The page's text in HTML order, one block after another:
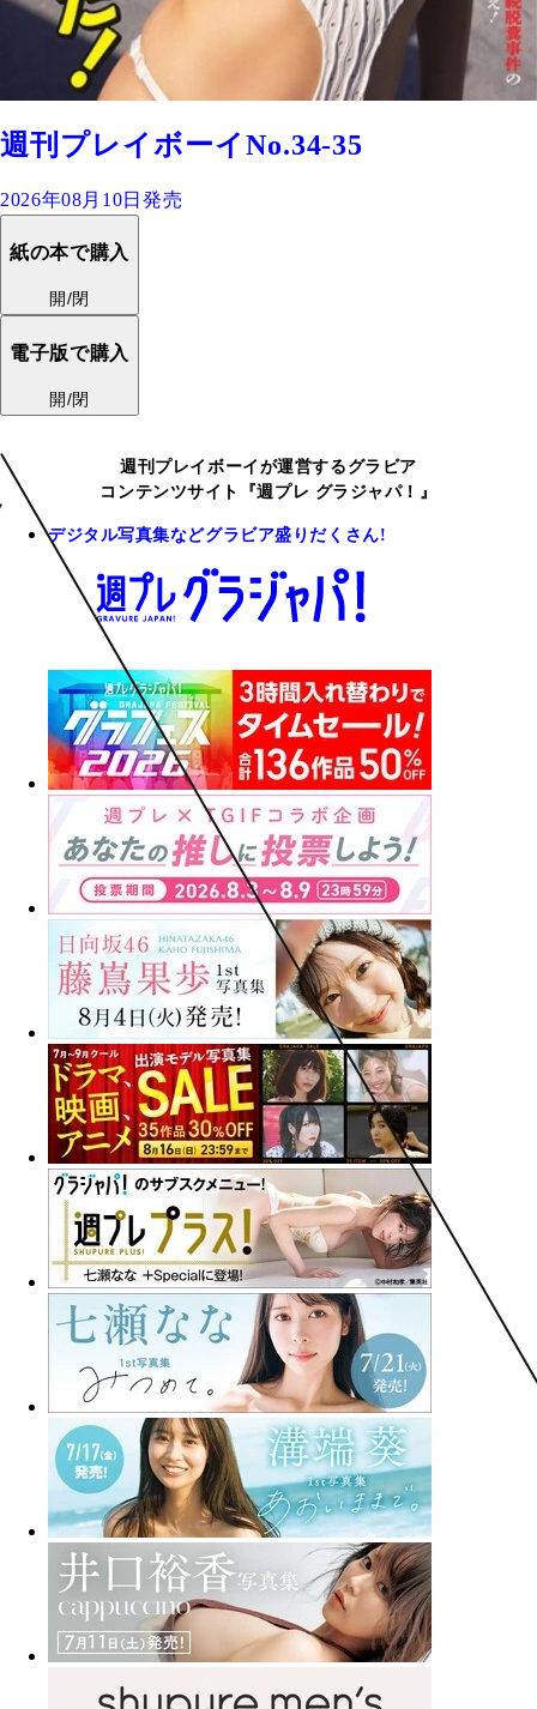
週刊プレイボーイNo.34-35
2026年08月10日発売
紙の本で購入
開/閉
電子版で購入
開/閉
週刊プレイボーイが運営するグラビア
コンテンツサイト『週プレ グラジャパ！』
デジタル写真集などグラビア盛りだくさん!